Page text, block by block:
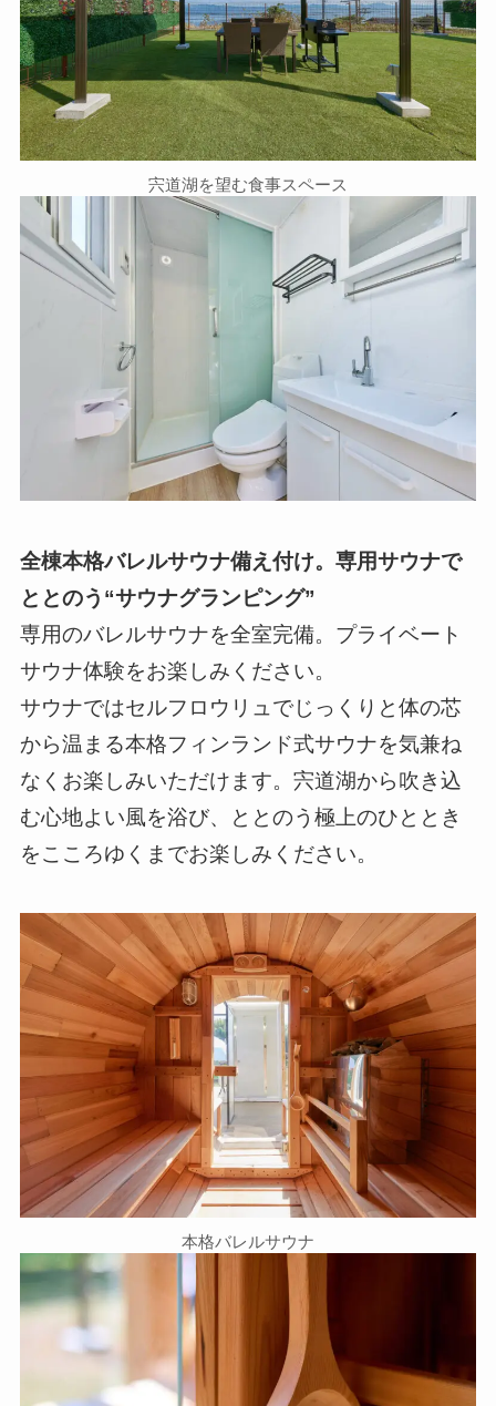
宍道湖を望む食事スペース
全棟本格バレルサウナ備え付け。専用サウナで
ととのう“サウナグランピング”
専用のバレルサウナを全室完備。プライベート
サウナ体験をお楽しみください。
サウナではセルフロウリュでじっくりと体の芯
から温まる本格フィンランド式サウナを気兼ね
なくお楽しみいただけます。宍道湖から吹き込
む心地よい風を浴び、ととのう極上のひととき
をこころゆくまでお楽しみください。
本格バレルサウナ